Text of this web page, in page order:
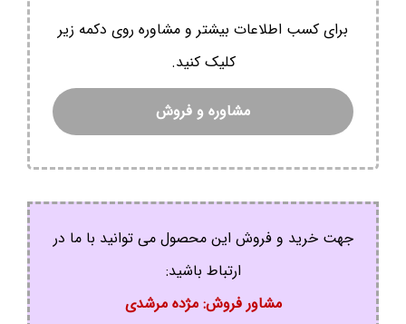
برای کسب اطلاعات بیشتر و مشاوره روی دکمه زیر
کلیک کنید.
مشاوره و فروش
جهت خرید و فروش این محصول می توانید با ما در
ارتباط باشید:
مشاور فروش: مژده مرشدی